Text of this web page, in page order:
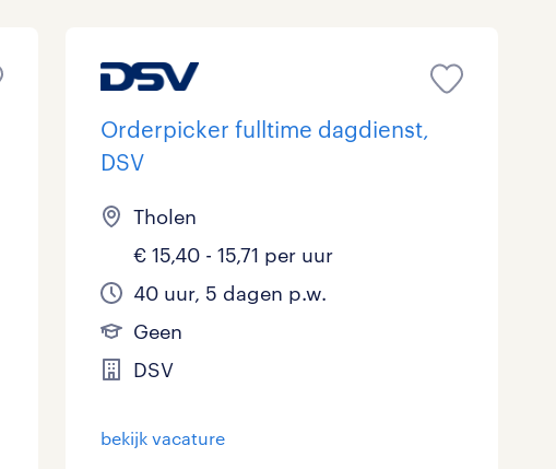
Orderpicker fulltime dagdienst,
DSV
Tholen
€ 15,40 - 15,71 per uur
40 uur, 5 dagen p.w.
Geen
DSV
bekijk vacature